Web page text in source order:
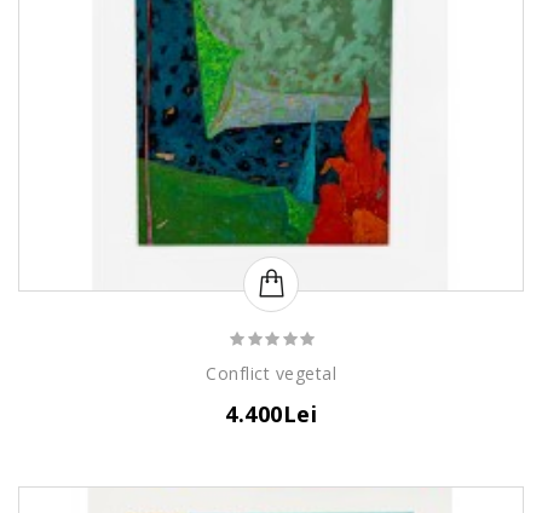
Conflict vegetal
4.400Lei